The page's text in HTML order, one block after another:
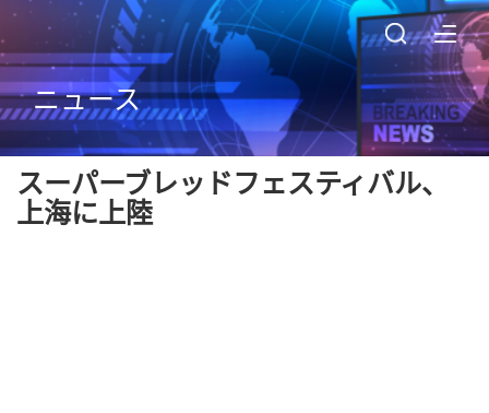
ニュース
スーパーブレッドフェスティバル、
上海に上陸